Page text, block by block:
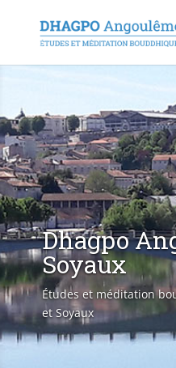
Dhagpo
Soyaux
Études et méditation
et Soyaux